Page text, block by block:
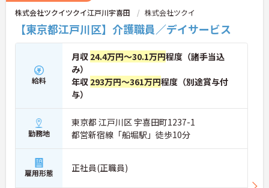
株式会社ツクイツクイ江戸川宇喜田 株式会社ツクイ
【東京都江戸川区】介護職員／デイサービス
給料
月収 24.4万円～30.1万円程度（諸手当込
み）
年収 293万円～361万円程度（別途賞与付
与）
勤務地
東京都 江戸川区 宇喜田町1237-1
都営新宿線「船堀駅」徒歩10分
雇用形態 正社員(正職員)